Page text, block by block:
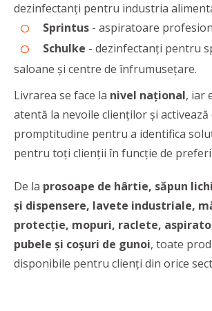
dezinfectanţi pentru industria
Sprintus - aspiratoare
Schulke - dezinfectanţi pentru
saloane şi centre de înfrumuseţare.
Livrarea se face la nivel național, iar
atentă la nevoile clienților și activează
promptitudine pentru a identifica
pentru toți clienții în funcție de
De la prosoape de hârtie, săpun
și dispensere, lavete industriale,
protecție, mopuri, raclete,
pubele și coșuri de gunoi, toate
disponibile pentru clienţi din orice